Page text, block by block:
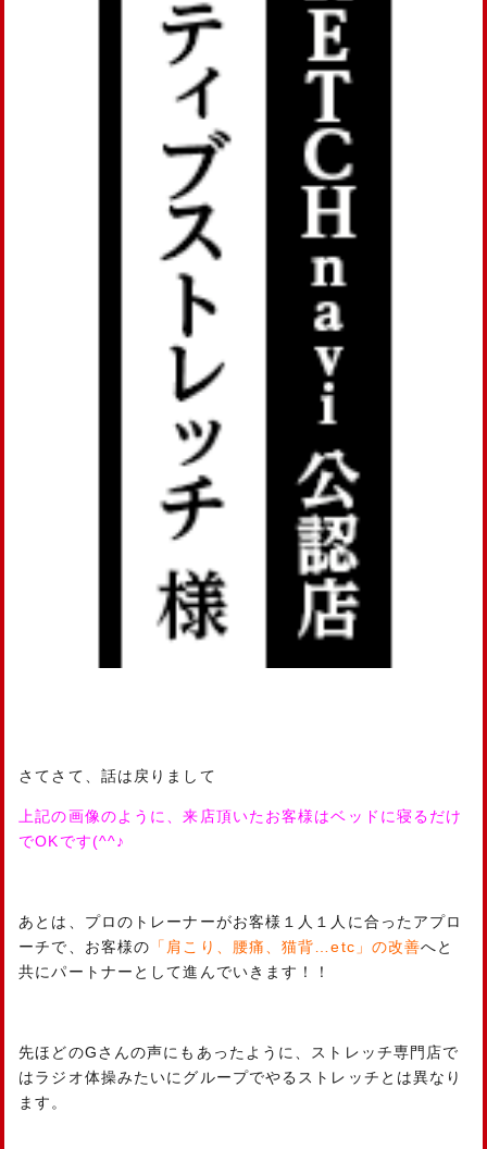
さてさて、話は戻りまして
上記の画像のように、来店頂いたお客様はベッドに寝るだけ
でOKです(^^♪
あとは、プロのトレーナーがお客様１人１人に合ったアプロ
ーチで、お客様の 「肩こり、腰痛、猫背…etc」の改善へと
共にパートナーとして進んでいきます！！
先ほどのGさんの声にもあったように、ストレッチ専門店で
はラジオ体操みたいにグループでやるストレッチとは異なり
ます。